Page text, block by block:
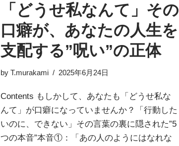
「どうせ私なんて」その
口癖が、あなたの人生を
支配する”呪い”の正体
by T.murakami 2025年6月24日
Contents もしかして、あなたも「どうせ私な
んて」が口癖になっていませんか？「行動した
いのに、できない」その言葉の裏に隠された”5
つの本音”本音①：「あの人のようにはなれな